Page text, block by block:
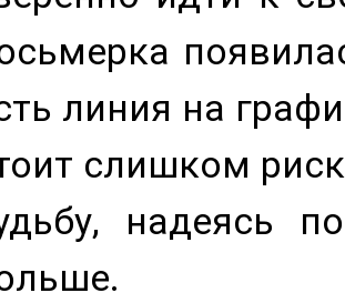
линия на
слишком
надеясь